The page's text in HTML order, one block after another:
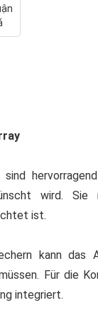
wird.
ist.
kann
Für die
integriert.